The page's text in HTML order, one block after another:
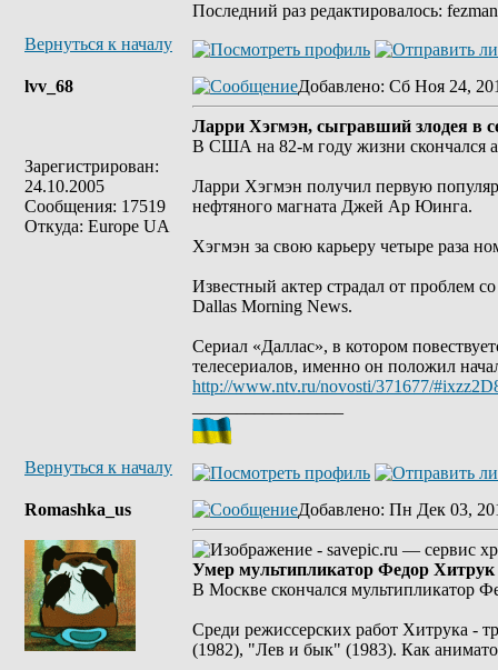
Последний раз редактировалось:
Вернуться к началу
lvv_68
Зарегистрирован:
24.10.2005
Сообщения: 17519
Откуда: Europe UA
Добавлено: Сб Ноя 24,
Ларри Хэгмэн, сыгравший злодея в
В США на 82-м году жизни скончался
Ларри Хэгмэн получил первую
нефтяного магната Джей Ар Юинга.
Хэгмэн за свою карьеру четыре раза
Известный актер страдал от проблем
Dallas Morning News.
Сериал «Даллас», в котором
телесериалов, именно он положил
http://www.ntv.ru/novosti/371677/
Вернуться к началу
Romashka_us Добавлено: Пн Дек 03,
Умер мультипликатор Федор Хитрук
В Москве скончался мультипликатор
Среди режиссерских работ Хитрука
(1982), "Лев и бык" (1983). Как